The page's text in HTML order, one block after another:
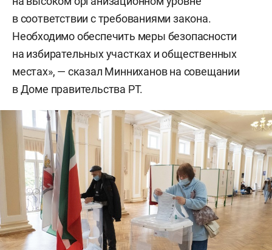
в соответствии с требованиями закона.
Необходимо обеспечить меры безопасности
на избирательных участках и общественных
местах», — сказал Минниханов на совещании
в Доме правительства РТ.